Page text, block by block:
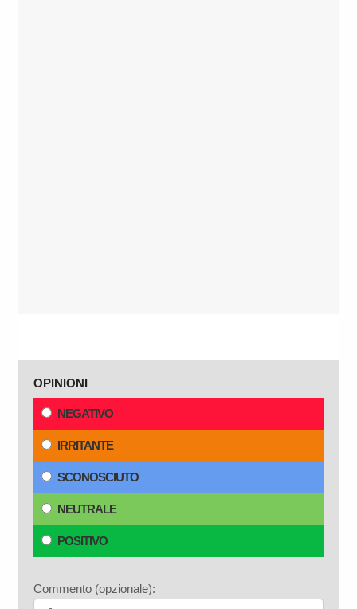
OPINIONI
NEGATIVO
IRRITANTE
SCONOSCIUTO
NEUTRALE
POSITIVO
Commento (opzionale):